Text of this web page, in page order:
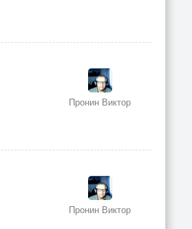
Пронин Виктор
Пронин Виктор